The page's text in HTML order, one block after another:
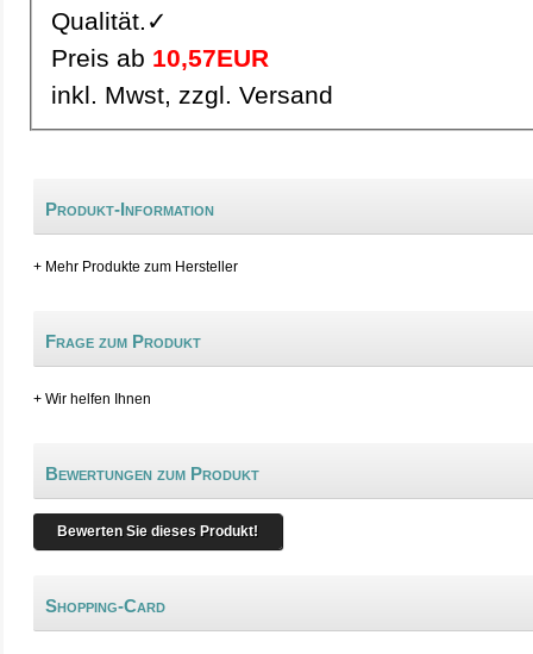
Qualität.✓
Preis ab 10,57EUR
inkl. Mwst, zzgl. Versand
Produkt-Information
+ Mehr Produkte zum Hersteller
Frage zum Produkt
+ Wir helfen Ihnen
Bewertungen zum Produkt
Bewerten Sie dieses Produkt!
Shopping-Card